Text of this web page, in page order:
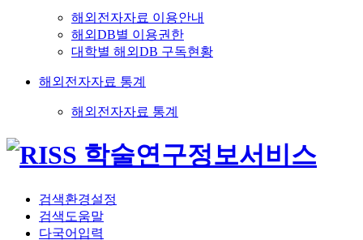
해외전자자료 이용안내
해외DB별 이용권한
대학별 해외DB 구독현황
해외전자자료 통계
해외전자자료 통계
검색환경설정
검색도움말
다국어입력